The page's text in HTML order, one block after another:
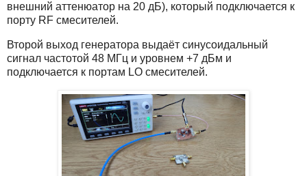
внешний аттенюатор на 20 дБ), который подключается к
порту RF смесителей.
Второй выход генератора выдаёт синусоидальный
сигнал частотой 48 МГц и уровнем +7 дБм и
подключается к портам LO смесителей.